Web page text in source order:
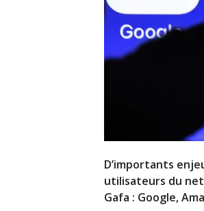
D’importants
utilisateurs du
Gafa : Google,